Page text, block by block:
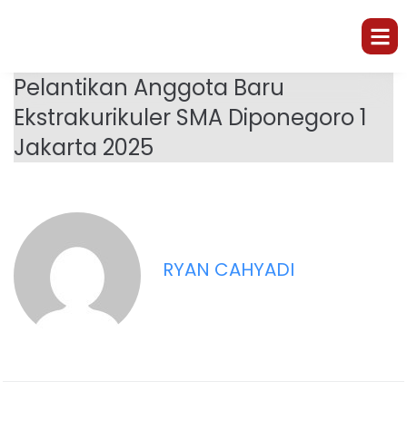
Pelantikan Anggota Baru
Ekstrakurikuler SMA Diponegoro 1
Jakarta 2025
RYAN CAHYADI